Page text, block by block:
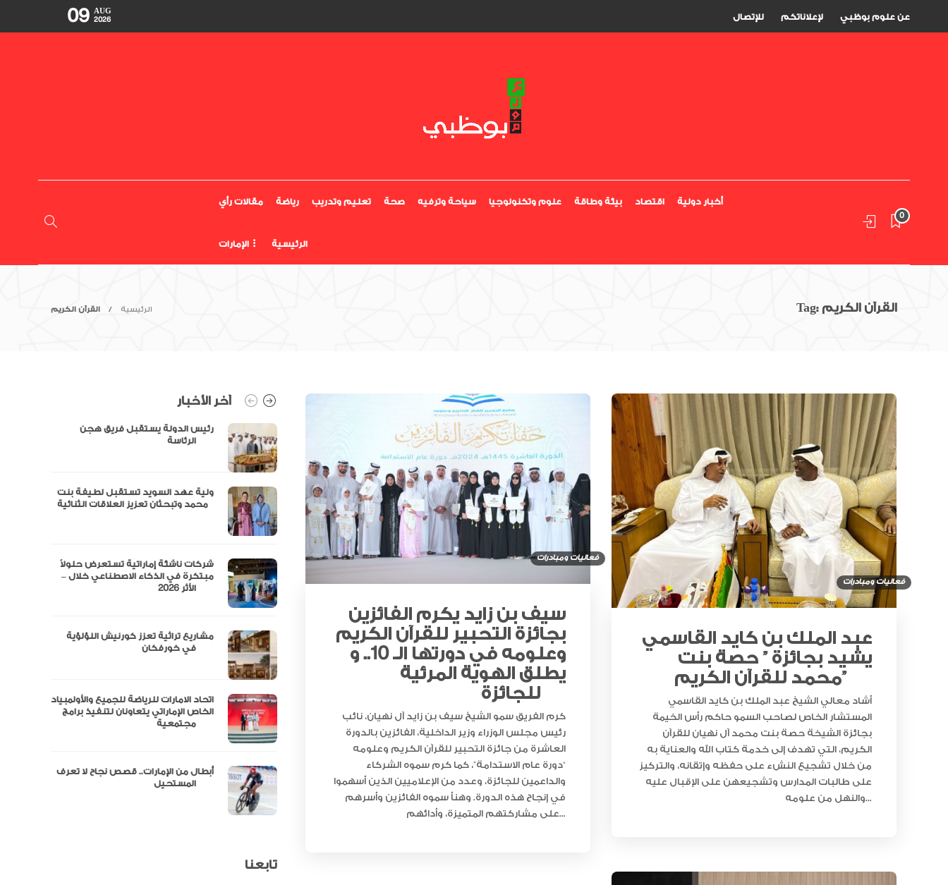
للإتصال لإعلاناتكم عن علوم بوظبي 09 AUG
2026
مقالات رأي رياضة تعليم وتدريب صحة سياحة وترفيه علوم وتكنولوجيا بيئة وطاقة اقتصاد أخبار دولية
الإمارات الرئيسية
0
Tag: القرآن الكريم الرئيسية القرآن الكريم
فعاليات ومبادرات
سيف بن زايد يكرم الفائزين
بجائزة التحبير للقرآن الكريم
وعلومه في دورتها الـ 10.. و
يطلق الهوية المرئية
للجائزة
كرم الفريق سمو الشيخ سيف بن زايد آل نهيان، نائب
رئيس مجلس الوزراء وزير الداخلية، الفائزين بالدورة
العاشرة من جائزة التحبير للقرآن الكريم وعلومه
“دورة عام الاستدامة”، كما كرم سموه الشركاء
والداعمين للجائزة، وعدد من الإعلاميين الذين أسهموا
في إنجاح هذه الدورة. وهنأ سموه الفائزين وأسرهم
على مشاركتهم المتميزة، وأدائهم...
فعاليات ومبادرات
عبد الملك بن كايد القاسمي
يشيد بجائزة ” حصة بنت
محمد للقرآن الكريم”
أشاد معالي الشيخ عبد الملك بن كايد القاسمي
المستشار الخاص لصاحب السمو حاكم رأس الخيمة
بجائزة الشيخة حصة بنت محمد آل نهيان للقرآن
الكريم، التي تهدف إلى خدمة كتاب الله والعناية به
من خلال تشجيع النشء على حفظه وإتقانه، والتركيز
على طالبات المدارس وتشجيعهن على الإقبال عليه
والنهل من علومه...
آخر الأخبار
رئيس الدولة يستقبل فريق هجن
ولية عهد السويد تستقبل لطيفة بنت
شركات ناشئة إماراتية تستعرض حلولاً
مبتكرة في الذكاء الاصطناعي خلال –
مشاريع تراثية تعزز كورنيش اللؤلؤية
اتحاد الامارات للرياضة للجميع والأولمبياد
الخاص الإماراتي يتعاونان لتنفيذ برامج
أبطال من الإمارات.. قصص نجاح لا تعرف
سوق دبي المالي يحصل على اعتراف
هيئة الرقابة على الأسواق المالية
سبيس 42 تعلن دخول ثلاثة أقمار
“فورسايت” مرحلة التشغيل الكامل
مجلس الأعمال الإماراتي الهندي:
العلاقات الاقتصادية والاستثمارية بين
البلدين تشهد نموا متسارعا
تابعنا